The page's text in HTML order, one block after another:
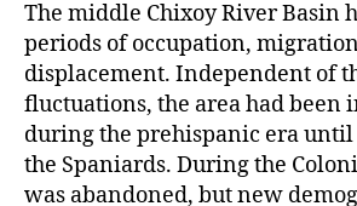
The middle Chixoy River Basin
periods of occupation,
displacement. Independent of
fluctuations, the area had been
during the prehispanic era
the Spaniards. During the
was abandoned, but new